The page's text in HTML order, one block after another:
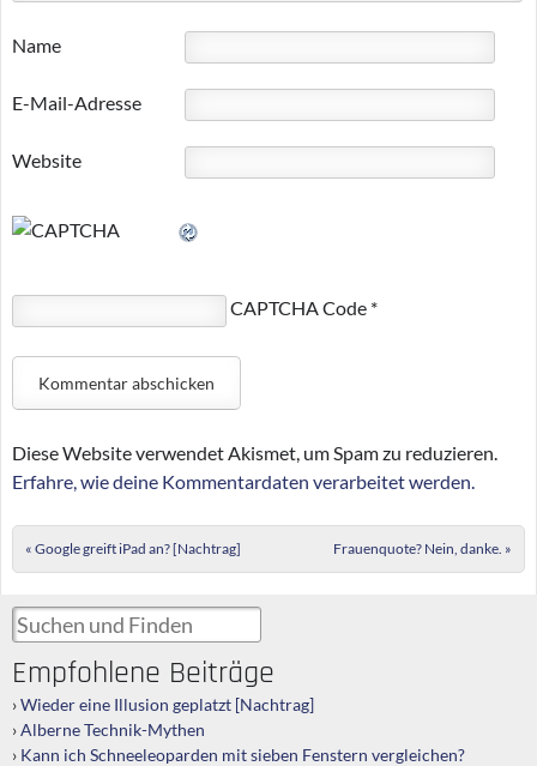
Name
E-Mail-Adresse
Website
CAPTCHA Code *
Diese Website verwendet Akismet, um Spam zu reduzieren.
Erfahre, wie deine Kommentardaten verarbeitet werden.
Post navigation
« Google greift iPad an? [Nachtrag] Frauenquote? Nein, danke. »
Suchen und Finden
Empfohlene Beiträge
Wieder eine Illusion geplatzt [Nachtrag]
Alberne Technik-Mythen
Kann ich Schneeleoparden mit sieben Fenstern vergleichen?